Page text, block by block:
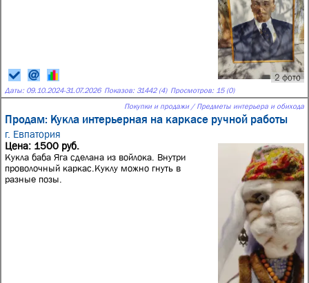
2 фото
Даты: 09.10.2024-31.07.2026 Показов: 31442 (4) Просмотров: 15 (0)
Покупки и продажи / Предметы интерьера и обихода
Продам: Кукла интерьерная на каркасе ручной работы
г. Евпатория
Цена: 1500 руб.
Кукла баба Яга сделана из войлока. Внутри
проволочный каркас.Куклу можно гнуть в
разные позы.